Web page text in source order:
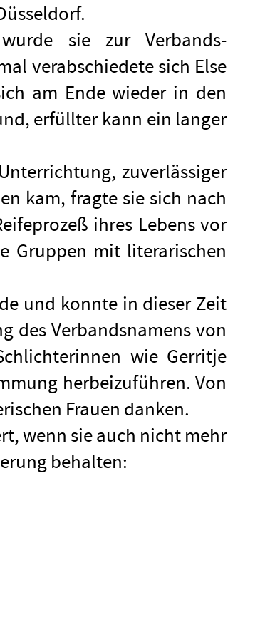
sie zur Verbands-
verabschiedete sich Else
am Ende wieder in den
erfüllter kann ein langer
zuverlässiger
kam, fragte sie sich nach
ihres Lebens vor
Gruppen mit literarischen
und konnte in dieser Zeit
des Verbandsnamens von
wie Gerritje
herbeizuführen. Von
Frauen danken.
wenn sie auch nicht mehr
behalten: